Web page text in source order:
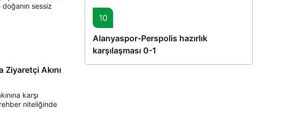
sessiz
Ziyaretçi Akını
karşı
niteliğinde
10
Alanyaspor-Perspolis hazırlık
karşılaşması 0-1